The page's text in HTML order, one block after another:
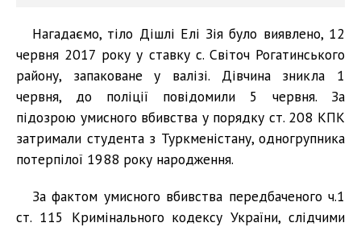
Нагадаємо, тіло Дішлі Елі Зія було виявлено, 12
червня 2017 року у ставку с. Світоч Рогатинського
району, запаковане у валізі. Дівчина зникла 1
червня, до поліції повідомили 5 червня. За
підозрою умисного вбивства у порядку ст. 208 КПК
затримали студента з Туркменістану, одногрупника
потерпілої 1988 року народження.
За фактом умисного вбивства передбаченого ч.1
ст. 115 Кримінального кодексу України, слідчими